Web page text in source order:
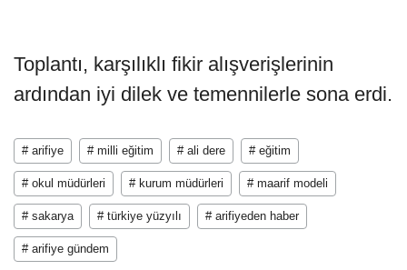
Toplantı, karşılıklı fikir alışverişlerinin
ardından iyi dilek ve temennilerle sona erdi.
# arifiye # milli eğitim # ali dere # eğitim
# okul müdürleri # kurum müdürleri # maarif modeli
# sakarya # türkiye yüzyılı # arifiyeden haber
# arifiye gündem